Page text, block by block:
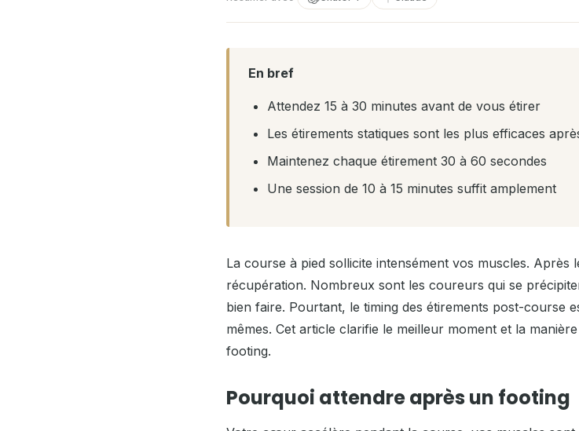
En bref
Attendez 15 à 30 minutes avant de vous étirer
Les étirements statiques sont les plus efficaces
Maintenez chaque étirement 30 à 60 secondes
Une session de 10 à 15 minutes suffit amplement
La course à pied sollicite intensément vos muscles. Après
récupération. Nombreux sont les coureurs qui se
bien faire. Pourtant, le timing des étirements post-course
mêmes. Cet article clarifie le meilleur moment et la
footing.
Pourquoi attendre après un footing